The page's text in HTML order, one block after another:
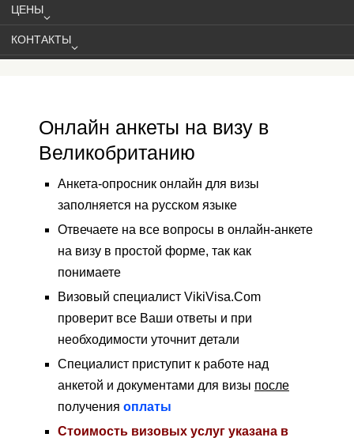
ЦЕНЫ
КОНТАКТЫ
Онлайн анкеты на визу в
Великобританию
Анкета-опросник онлайн для визы
заполняется на русском языке
Отвечаете на все вопросы в онлайн-анкете
на визу в простой форме, так как
понимаете
Визовый специалист VikiVisa.Com
проверит все Ваши ответы и при
необходимости уточнит детали
Специалист приступит к работе над
анкетой и документами для визы после
получения оплаты
Стоимость визовых услуг указана в